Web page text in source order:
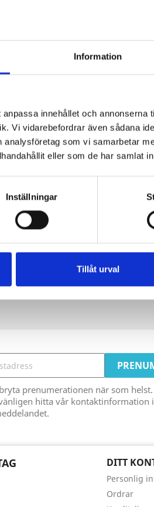
Information
innehållet och annonserna
Vi vidarebefordrar även sådana
som vi samarbetar
eller som de har samlat
Inställningar
Tillåt urval
Sök igen
prenumerationen när som
hitta vår kontaktinformation
DITT
Personlig
Ordrar